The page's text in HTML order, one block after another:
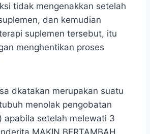
tidak mengenakkan setelah
dan kemudian
suplemen tersebut, itu
menghentikan proses
dkatakan merupakan suatu
menolak pengobatan
apabila setelah melewati 3
MAKIN BERTAMBAH